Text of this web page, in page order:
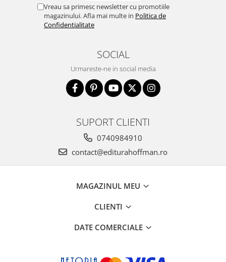
Vreau sa primesc newsletter cu promotiile
magazinului. Afla mai multe in Politica de
Confidentialitate
SOCIAL
Urmareste-ne in social media
SUPORT CLIENTI
0740984910
contact@editurahoffman.ro
MAGAZINUL MEU
CLIENTI
DATE COMERCIALE